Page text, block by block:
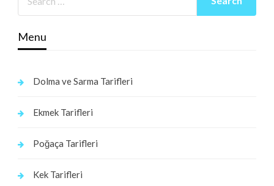
Menu
Dolma ve Sarma Tarifleri
Ekmek Tarifleri
Poğaça Tarifleri
Kek Tarifleri